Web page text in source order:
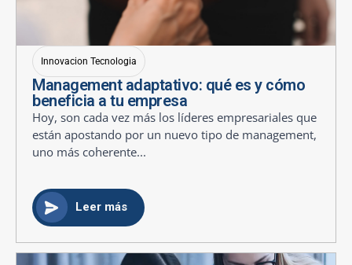
Innovacion Tecnologia
Management adaptativo: qué es y cómo
beneficia a tu empresa
Hoy, son cada vez más los líderes empresariales que
están apostando por un nuevo tipo de management,
uno más coherente...
Leer más